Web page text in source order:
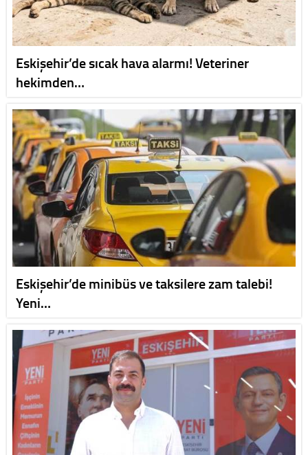
Eskişehir’de sıcak hava alarmı! Veteriner
hekimden…
Eskişehir’de minibüs ve taksilere zam talebi!
Yeni…